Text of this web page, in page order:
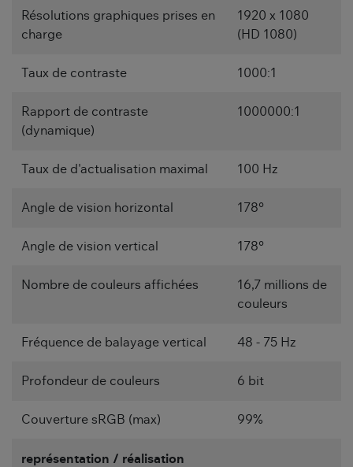
Résolutions graphiques prises en
charge
1920 x 1080
(HD 1080)
Taux de contraste 1000:1
Rapport de contraste
(dynamique)
1000000:1
Taux de d'actualisation maximal 100 Hz
Angle de vision horizontal 178°
Angle de vision vertical 178°
Nombre de couleurs affichées
16,7 millions de
couleurs
Fréquence de balayage vertical 48 - 75 Hz
Profondeur de couleurs 6 bit
Couverture sRGB (max) 99%
représentation / réalisation